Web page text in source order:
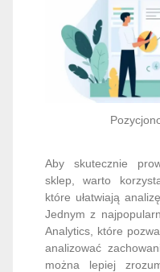
Aby skutecznie
sklep, warto
które ułatwiają
Jednym z
Analytics, które
analizować
można lepiej